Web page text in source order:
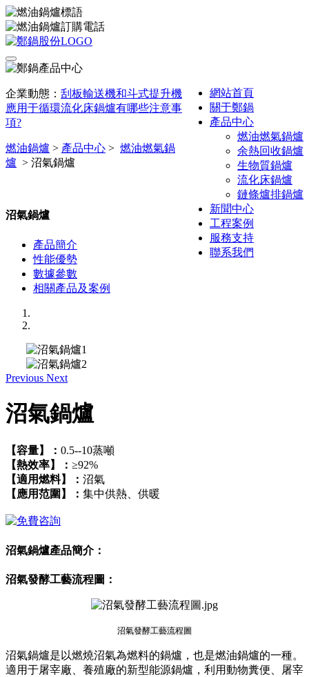
網站首頁
關于鄭鍋
產品中心
燃油燃氣鍋爐
余熱回收鍋爐
生物質鍋爐
流化床鍋爐
鏈條爐排鍋爐
新聞中心
工程案例
服務支持
聯系我們
企業動態： 刮板輸送機和斗式提升機
應用于循環流化床鍋爐有哪些注意事
項?
燃油鍋爐 > 產品中心 > 燃油燃氣鍋
爐 > 沼氣鍋爐
沼氣鍋爐
產品簡介
性能優勢
數據參數
相關產品及案例
Previous Next
沼氣鍋爐
【容量】： 0.5--10蒸噸
【熱效率】： ≥92%
【適用燃料】： 沼氣
【應用范圍】： 集中供熱、供暖
沼氣鍋爐產品簡介：
沼氣發酵工藝流程圖：
沼氣發酵工藝流程圖
沼氣鍋爐是以燃燒沼氣為燃料的鍋爐，也是燃油鍋爐的一種。
適用于屠宰廠、養殖廠的新型能源鍋爐，利用動物糞便、屠宰